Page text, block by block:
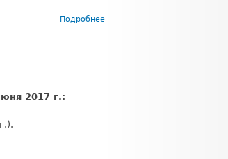
Подробнее
2017 г.: